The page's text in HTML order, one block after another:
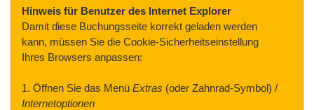
Hinweis für Benutzer des Internet Explorer
Damit diese Buchungsseite korrekt geladen werden
kann, müssen Sie die Cookie-Sicherheitseinstellung
Ihres Browsers anpassen:
1. Öffnen Sie das Menü Extras (oder Zahnrad-Symbol) /
Internetoptionen